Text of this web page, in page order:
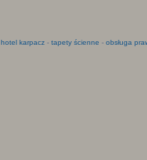
hotel karpacz- tapety ścienne - obsługa